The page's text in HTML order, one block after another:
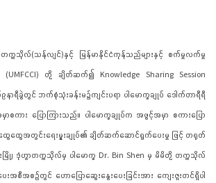
တက္ကသိုလ်(သန်လျင်)နှင့် မြန်မာနိုင်ငံကုန်သည်များနှင့် စက်မှုလက်မှု
(UMFCCI) တို့ ချိတ်ဆက်၍ Knowledge Sharing Session
ရီခွဲတွင် ဘက်စုံသုံးခန်းမ၌ကျင်းပရာ ပါမောက္ခချုပ် ဒေါက်တာရီရီ
ကား ပြောကြားသည်။ ပါမောက္ခချုပ်က အဖွင့်အမှာ စကားပြော
ထွေထွေအတွင်းရေးမှူးချုပ်၏ ချိတ်ဆက်ဆောင်ရွက်ပေးမှု ဖြင့် တရုတ်
ြို့၊ ဒုံဟွာတက္ကသိုလ်မှ ပါမောက္ခ Dr. Bin Shen မှ မိမိတို့ တက္ကသိုလ်
စီအစဉ်တွင် ဟောပြောဆွေးနွေးပေးခြင်းအား ကျေးဇူးတင်ရှိပါ